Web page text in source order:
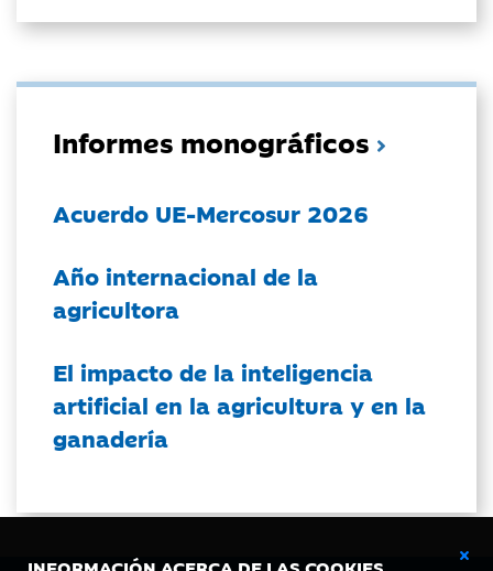
Informes monográficos
Acuerdo UE-Mercosur 2026
Año internacional de la
agricultora
El impacto de la inteligencia
artificial en la agricultura y en la
ganadería